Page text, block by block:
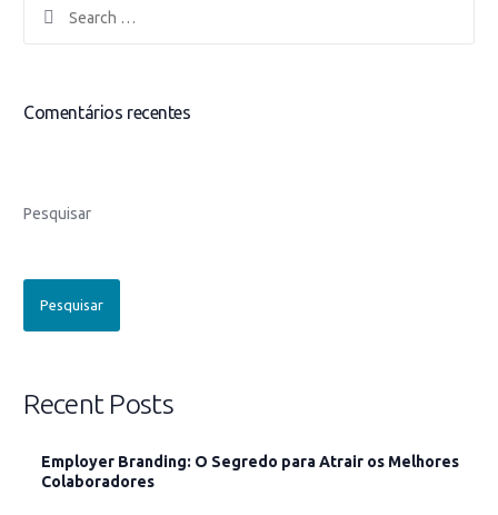
Comentários recentes
Pesquisar
Pesquisar
Recent Posts
Employer Branding: O Segredo para Atrair os Melhores
Colaboradores